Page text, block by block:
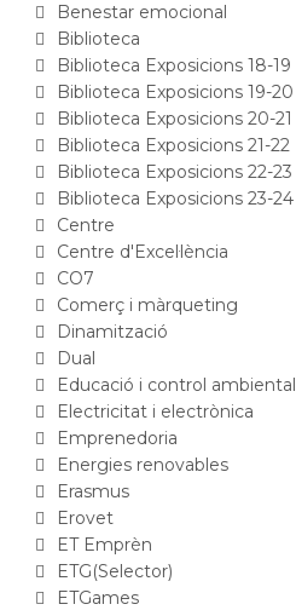
Benestar emocional
Biblioteca
Biblioteca Exposicions 18-19
Biblioteca Exposicions 19-20
Biblioteca Exposicions 20-21
Biblioteca Exposicions 21-22
Biblioteca Exposicions 22-23
Biblioteca Exposicions 23-24
Centre
Centre d'Excel·lència
CO7
Comerç i màrqueting
Dinamització
Dual
Educació i control ambiental
Electricitat i electrònica
Emprenedoria
Energies renovables
Erasmus
Erovet
ET Emprèn
ETG(Selector)
ETGames